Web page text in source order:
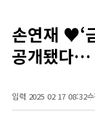
손연재 ♥‘
공개됐다…
입력 2025 02 17 08:32